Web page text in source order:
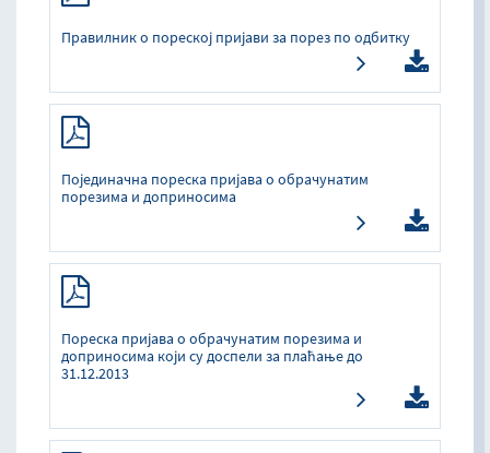
Правилник о пореској пријави за порез по одбитку
Појединачна пореска пријава о обрачунатим
порезима и доприносима
Пореска пријава о обрачунатим порезима и
доприносима који су доспели за плаћање до
31.12.2013